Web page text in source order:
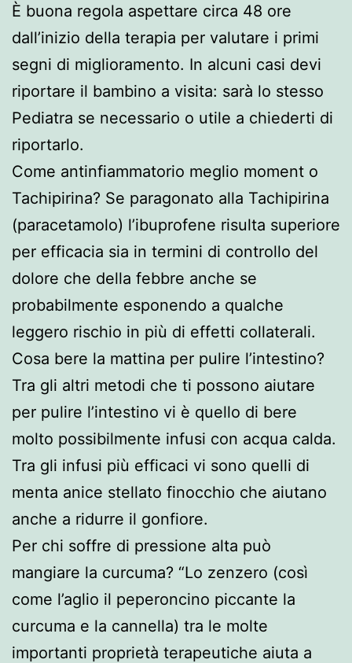
È buona regola aspettare circa 48 ore
dall’inizio della terapia per valutare i primi
segni di miglioramento. In alcuni casi devi
riportare il bambino a visita: sarà lo stesso
Pediatra se necessario o utile a chiederti di
riportarlo.
Come antinfiammatorio meglio moment o
Tachipirina? Se paragonato alla Tachipirina
(paracetamolo) l’ibuprofene risulta superiore
per efficacia sia in termini di controllo del
dolore che della febbre anche se
probabilmente esponendo a qualche
leggero rischio in più di effetti collaterali.
Cosa bere la mattina per pulire l’intestino?
Tra gli altri metodi che ti possono aiutare
per pulire l’intestino vi è quello di bere
molto possibilmente infusi con acqua calda.
Tra gli infusi più efficaci vi sono quelli di
menta anice stellato finocchio che aiutano
anche a ridurre il gonfiore.
Per chi soffre di pressione alta può
mangiare la curcuma? “Lo zenzero (così
come l’aglio il peperoncino piccante la
curcuma e la cannella) tra le molte
importanti proprietà terapeutiche aiuta a